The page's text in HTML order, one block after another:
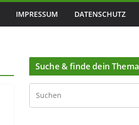
IMPRESSUM DATENSCHUTZ
Suche & finde dein